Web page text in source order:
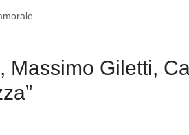
Massimo Giletti,